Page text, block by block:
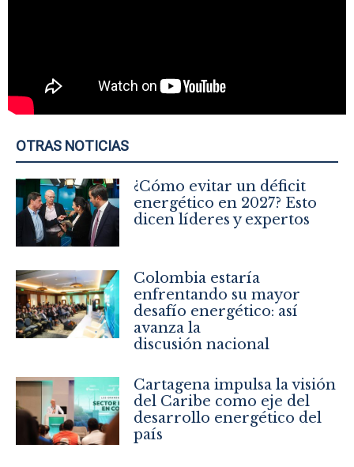
OTRAS NOTICIAS
¿Cómo evitar un déficit
energético en 2027? Esto
dicen líderes y expertos
Colombia estaría
enfrentando su mayor
desafío energético: así
avanza la
discusión nacional
Cartagena impulsa la visión
del Caribe como eje del
desarrollo energético del
país